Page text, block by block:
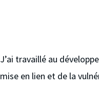
J’ai travaillé au
mise en lien et de la